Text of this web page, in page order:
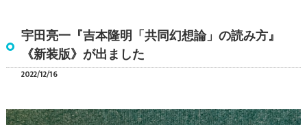
宇田亮一『吉本隆明「共同幻想論」の読み方』
《新装版》が出ました
2022/12/16